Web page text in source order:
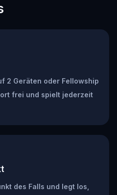
2 Geräten oder Fellowship
frei und spielt jederzeit
des Falls und legt los,